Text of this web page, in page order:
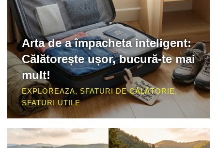
Arta de a împacheta inteligent:
Călătorește ușor, bucură-te mai
mult!
EXPLOREAZA, SFATURI DE CĂLĂTORIE,
SFATURI UTILE